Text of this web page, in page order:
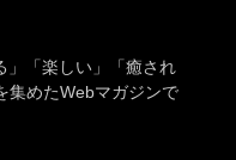
」「楽しい」「癒され
集めたWebマガジンで